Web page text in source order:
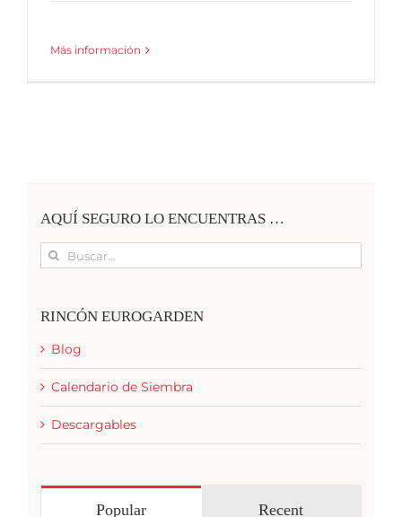
Más información
AQUÍ SEGURO LO ENCUENTRAS …
Buscar:
RINCÓN EUROGARDEN
Blog
Calendario de Siembra
Descargables
Popular Recent